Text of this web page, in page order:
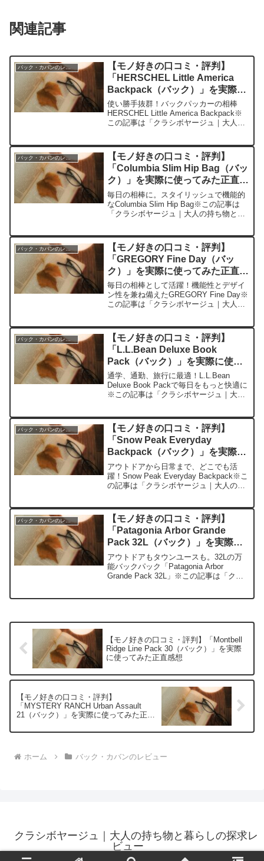
関連記事
バック・カバンのレビュー
【モノ好きの口コミ・評判】
「HERSCHEL Little America
Backpack（バック）」を実際に
使ってみた正直感想
使い勝手抜群！バックパッカーの相棒
HERSCHEL Little America Backpack※
この記事は「クラシボヤージュ｜大人の
コミ今日、編集部が紹介したいのが...
バック・カバンのレビュー
【モノ好きの口コミ・評判】
「Columbia Slim Hip Bag（バッ
ク）」を実際に使ってみた正直感
想
毎日の相棒に。スタイリッシュで機能的
なColumbia Slim Hip Bag※この記事は
「クラシボヤージュ｜大人の持ち物と暮
編集部が紹介したいのが「Columbia...
バック・カバンのレビュー
【モノ好きの口コミ・評判】
「GREGORY Fine Day（バッ
ク）」を実際に使ってみた正直感
想
毎日の相棒として活躍！機能性とデザイ
ン性を兼ね備えたGREGORY Fine Day※
この記事は「クラシボヤージュ｜大人の
コミ今日、編集部が紹介したいのが
「GREGOR...
バック・カバンのレビュー
【モノ好きの口コミ・評判】
「L.L.Bean Deluxe Book
Pack（バック）」を実際に使っ
てみた正直感想
通学、通勤、旅行に最適！L.L.Bean
Deluxe Book Packで毎日をもっと快適に
※この記事は「クラシボヤージュ｜大人
口コミ今日、編集部が紹介したいのが
「L...
バック・カバンのレビュー
【モノ好きの口コミ・評判】
「Snow Peak Everyday
Backpack（バック）」を実際に
使ってみた正直感想
アウトドアから日常まで、どこでも活
躍！Snow Peak Everyday Backpack※こ
の記事は「クラシボヤージュ｜大人の持
ミ今日、編集部が紹介したいのが「Sn...
バック・カバンのレビュー
【モノ好きの口コミ・評判】
「Patagonia Arbor Grande
Pack 32L（バック）」を実際に
使ってみた正直感想
アウトドアもタウンユースも。32Lの万
能バックパック「Patagonia Arbor
Grande Pack 32L」※この記事は「クラ
【モノ好きの口コミ・評判】「Montbell
Ridge Line Pack 30（バック）」を実際
に使ってみた正直感想
【モノ好きの口コミ・評判】
「MYSTERY RANCH Urban Assault
21（バック）」を実際に使ってみた正直
ホーム バック・カバンのレビュー
クラシボヤージュ｜大人の持ち物と暮らしの探求レ
ビュー